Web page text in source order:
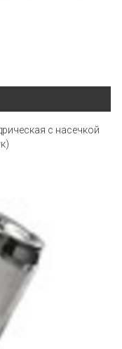
с насечкой